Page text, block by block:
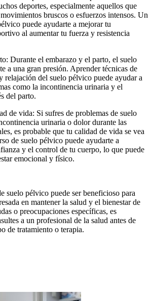
deportes, especialmente aquellos que
bruscos o esfuerzos intensos. Un
puede ayudarte a mejorar tu
al aumentar tu fuerza y resistencia
Durante el embarazo y el parto, el suelo
a una gran presión. Aprender técnicas de
relajación del suelo pélvico puede ayudar a
como la incontinencia urinaria y el
del parto.
de vida: Si sufres de problemas de suelo
urinaria o dolor durante las
es probable que tu calidad de vida se vea
de suelo pélvico puede ayudarte a
y el control de tu cuerpo, lo que puede
emocional y físico.
suelo pélvico puede ser beneficioso para
en mantener la salud y el bienestar de
o preocupaciones específicas, es
a un profesional de la salud antes de
de tratamiento o terapia.